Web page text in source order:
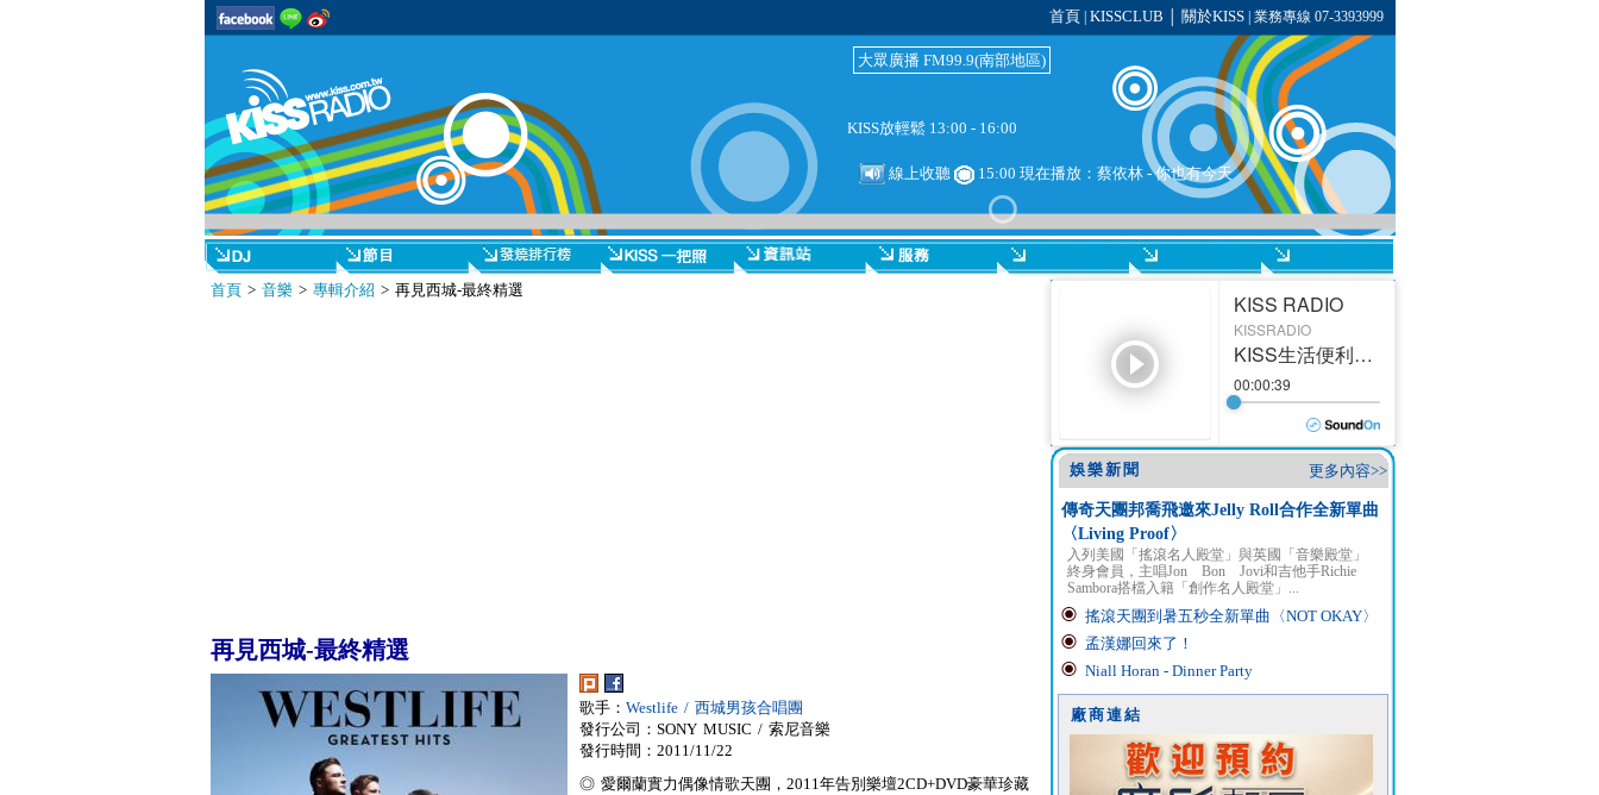
首頁 KISSCLUB 關於KISS| 業務專線 07-3393999
大眾廣播 FM99.9(南部地區)
KISS放輕鬆 13:00 - 16:00
線上收聽 15:00 現在播放： 蔡依林-你也有今天
首頁> 音樂> 專輯介紹 > 再見西城-最終精選
再見西城-最終精選
歌手： Westlife / 西城男孩合唱團
發行公司：SONY MUSIC / 索尼音樂
發行時間：2011/11/22
◎ 愛爾蘭實力偶像情歌天團，2011年告別樂壇2CD+DVD豪華珍藏
更多內容>>
娛樂新聞
傳奇天團邦喬飛邀來Jelly Roll合作全新單曲
〈Living Proof〉
入列美國「搖滾名人殿堂」與英國「音樂殿堂」
終身會員，主唱Jon Bon Jovi和吉他手Richie
Sambora搭檔入籍「創作名人殿堂」...
搖滾天團到暑五秒全新單曲〈NOT OKAY〉
孟漢娜回來了！
Niall Horan - Dinner Party
廠商連結